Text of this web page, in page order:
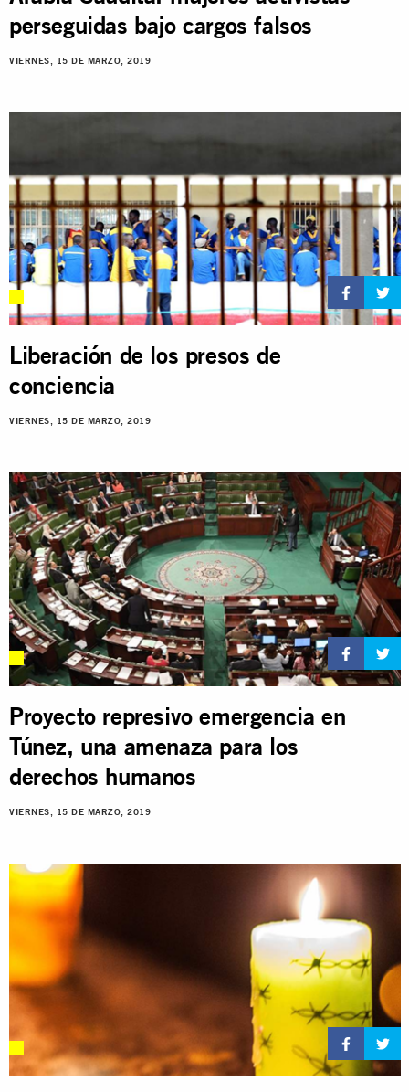
perseguidas bajo cargos falsos
VIERNES, 15 DE MARZO, 2019
Liberación de los presos de
conciencia
VIERNES, 15 DE MARZO, 2019
Proyecto represivo emergencia en
Túnez, una amenaza para los
derechos humanos
VIERNES, 15 DE MARZO, 2019